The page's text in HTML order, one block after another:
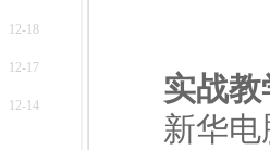
12-18
12-17
12-14
实战
新华电脑